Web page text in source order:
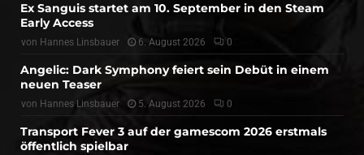
Ex Sanguis startet am 10. September in den Steam
Early Access
von Hannes Linsbauer 6. August 2026 0
Angelic: Dark Symphony feiert sein Debüt in einem
neuen Teaser
von Hannes Linsbauer 5. August 2026 0
Transport Fever 3 auf der gamescom 2026 erstmals
öffentlich spielbar